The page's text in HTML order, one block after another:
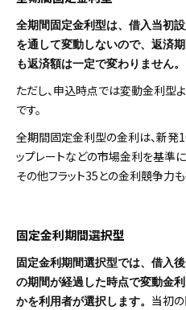
全期間固定金利型は、借入当初
を通して変動しないので、返済
も返済額は一定で変わりません。
ただし、申込時点では変動金利型
です。
全期間固定金利型の金利は、新発
ップレートなどの市場金利を基準
その他フラット35との金利競争力も
固定金利期間選択型
固定金利期間選択型では、借入
の期間が経過した時点で変動金
かを利用者が選択します。 当初の